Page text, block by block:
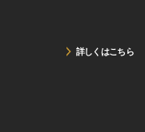
詳しくはこちら